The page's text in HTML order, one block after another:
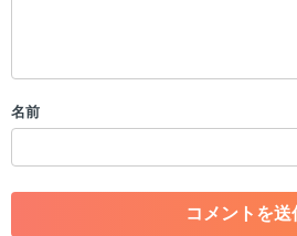
・一度削除された投稿を再び投稿する
・アカウントの売買など金銭が絡む
・各ゲームのネタバレを含む内容の
・その他、管理者が不適切と判断した
名前